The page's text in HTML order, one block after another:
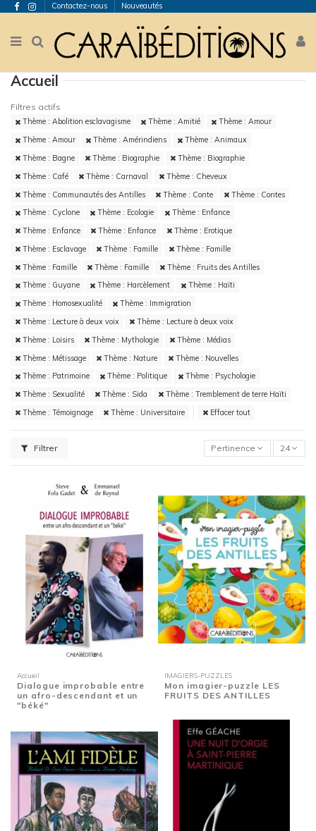
Contactez-nous Nouveautés
Accueil
Filtres actifs
Thème : Abolition esclavagisme Thème : Amitié
Thème : Amour
Thème : Amour
Thème : Amérindiens
Thème : Animaux
Thème : Bagne
Thème : Biographie
Thème : Biographie
Thème : Café
Thème : Carnaval
Thème : Cheveux
Thème : Communautés des Antilles
Thème : Conte
Thème : Contes
Thème : Cyclone
Thème : Ecologie
Thème : Enfance
Thème : Enfance
Thème : Enfance
Thème : Erotique
Thème : Esclavage
Thème : Famille
Thème : Famille
Thème : Famille
Thème : Famille
Thème : Fruits des Antilles
Thème : Guyane
Thème : Harcèlement
Thème : Haïti
Thème : Homosexualité
Thème : Immigration
Thème : Lecture à deux voix
Thème : Lecture à deux voix
Thème : Loisirs
Thème : Mythologie
Thème : Médias
Thème : Métissage
Thème : Nature
Thème : Nouvelles
Thème : Patrimoine
Thème : Politique
Thème : Psychologie
Thème : Sexualité
Thème : Sida
Thème : Tremblement de terre Haïti
Thème : Témoignage
Thème : Universitaire Effacer tout
Filtrer Pertinence 24
Accueil
Dialogue improbable entre
un afro-descendant et un
"béké"
IMAGIERS-PUZZLES
Mon imagier-puzzle LES
FRUITS DES ANTILLES